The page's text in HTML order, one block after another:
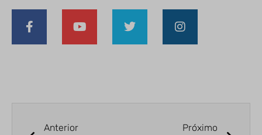
Anterior Próximo